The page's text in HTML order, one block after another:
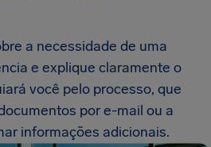
a necessidade de uma
e explique claramente o
você pelo processo, que
por e-mail ou a
informações adicionais.